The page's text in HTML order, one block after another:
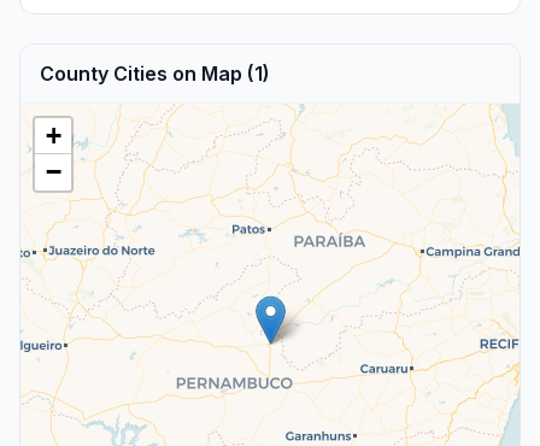
County Cities on Map (1)
+
−